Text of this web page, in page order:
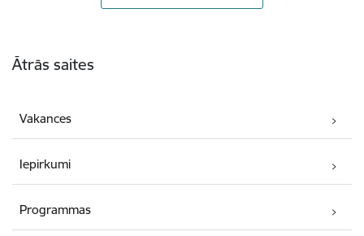
Ātrās saites
Vakances
Iepirkumi
Programmas